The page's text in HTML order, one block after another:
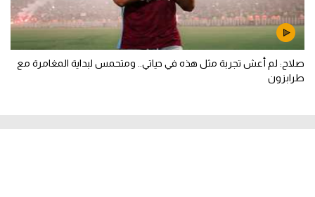
صلاح: لم أعش تجربة مثل هذه في حياتي.. ومتحمس لبداية المغامرة مع
طرابزون